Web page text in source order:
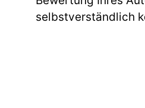
selbstverständlich